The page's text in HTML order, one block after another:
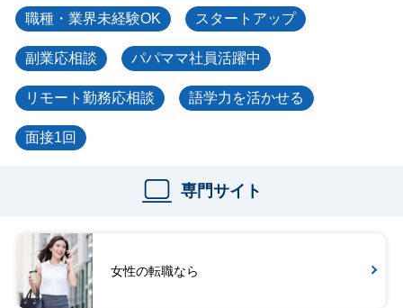
職種・業界未経験OK スタートアップ
副業応相談 パパママ社員活躍中
リモート勤務応相談 語学力を活かせる
面接1回
専門サイト
女性の転職なら